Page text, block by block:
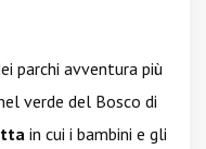
parchi avventura più
verde del Bosco di
in cui i bambini e gli